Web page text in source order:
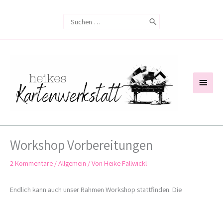
Search
Workshop Vorbereitungen
2 Kommentare /Allgemein / Von Heike Fallwickl
Endlich kann auch unser Rahmen Workshop stattfinden. Die